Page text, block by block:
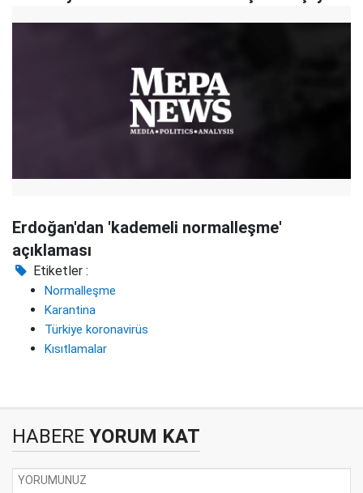
Erdoğan'dan 'kademeli normalleşme'
açıklaması
Etiketler :
Normalleşme
Karantina
Türkiye koronavirüs
Kısıtlamalar
HABERE YORUM KAT